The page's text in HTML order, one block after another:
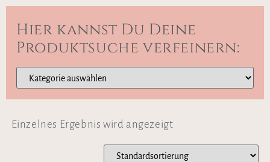
Hier kannst Du Deine
Produktsuche verfeinern:
Einzelnes Ergebnis wird angezeigt